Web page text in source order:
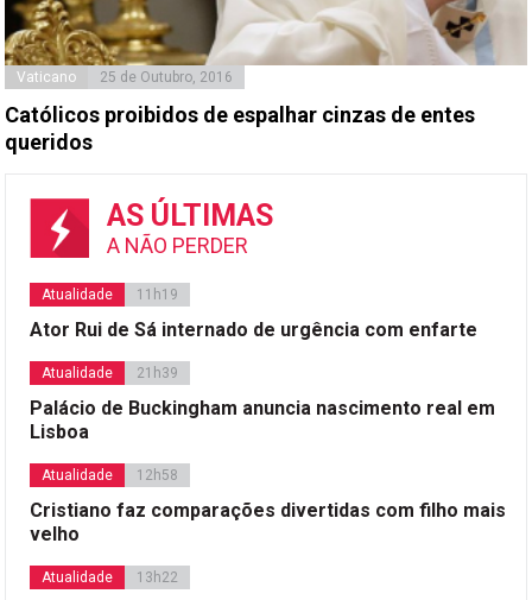
Vaticano 25 de Outubro, 2016
Católicos proibidos de espalhar cinzas de entes
queridos
AS ÚLTIMAS
A NÃO PERDER
Atualidade 11h19
Ator Rui de Sá internado de urgência com enfarte
Atualidade 21h39
Palácio de Buckingham anuncia nascimento real em
Lisboa
Atualidade 12h58
Cristiano faz comparações divertidas com filho mais
velho
Atualidade 13h22